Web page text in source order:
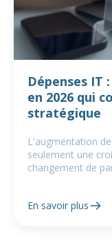
Dépenses IT
en 2026 qui
stratégique
L'augmentation
seulement une
changement de
En savoir plus